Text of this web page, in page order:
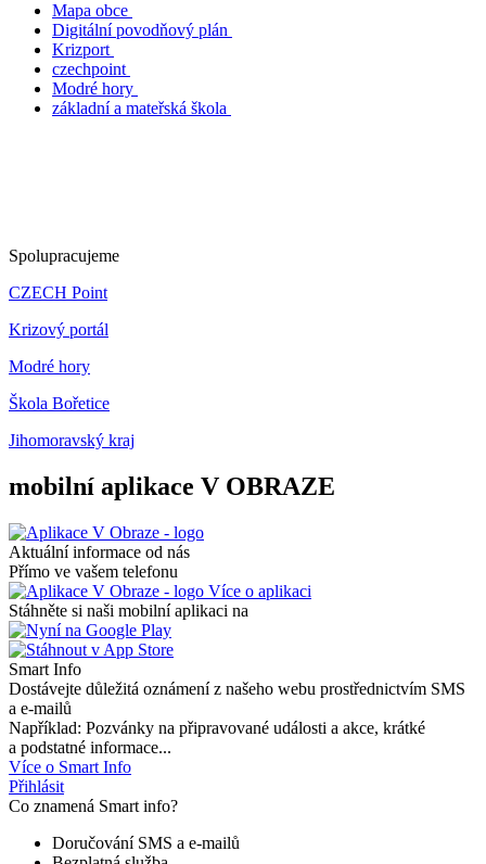
Mapa obce
Digitální povodňový plán
Krizport
czechpoint
Modré hory
základní a mateřská škola
Spolupracujeme
CZECH Point
Krizový portál
Modré hory
Škola Bořetice
Jihomoravský kraj
mobilní aplikace V OBRAZE
Aktuální informace od nás
Přímo ve vašem telefonu
Více o aplikaci
Stáhněte si naši mobilní aplikaci na
Smart Info
Dostávejte důležitá oznámení z našeho webu prostřednictvím SMS
a e-mailů
Například: Pozvánky na připravované události a akce, krátké
a podstatné informace...
Více o Smart Info
Přihlásit
Co znamená Smart info?
Doručování SMS a e-mailů